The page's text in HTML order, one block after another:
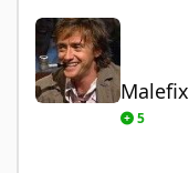
Malefix
Malefix
5